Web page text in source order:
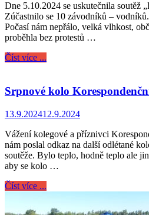
Dne 5.10.2024 se uskutečnila soutěž
Zúčastnilo se 10 závodníků –
Počasí nám nepřálo, velká vlhkost,
proběhla bez protestů …
Číst více ...
Srpnové kolo
13.9.202412.9.2024
Vážení kolegové a příznivci
nám poslal odkaz na další odlétané
soutěže. Bylo teplo, hodně teplo ale
aby se kolo …
Číst více ...